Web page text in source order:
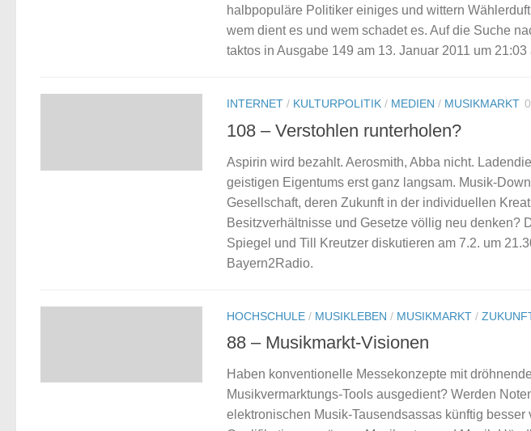
halbpopuläre Politiker einiges und wittern
wem dient es und wem schadet es. Auf die Suche
taktos in Ausgabe 149 am 13. Januar 2011 um
INTERNET / KULTURPOLITIK / MEDIEN / MUSIKMARKT
108 – Verstohlen runterholen?
Aspirin wird bezahlt. Aerosmith, Abba nicht.
geistigen Eigentums erst ganz langsam. Musik-
Gesellschaft, deren Zukunft in der individuellen
Besitzverhältnisse und Gesetze völlig neu denken?
Spiegel und Till Kreutzer diskutieren am 7.2. um
Bayern2Radio.
HOCHSCHULE / MUSIKLEBEN / MUSIKMARKT /
88 – Musikmarkt-Visionen
Haben konventionelle Messekonzepte mit
Musikvermarktungs-Tools ausgedient? Werden
elektronischen Musik-Tausendsassas künftig